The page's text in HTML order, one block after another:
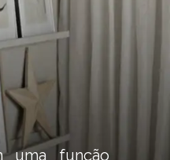
uma função